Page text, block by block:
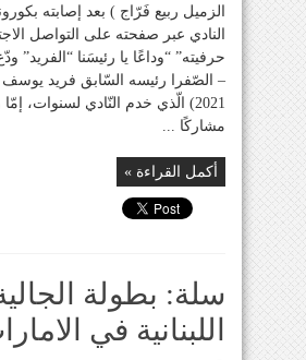
الزميل ربيع فَرّاج ) بعد إصابته
النادي عبر صفحته على التواصل
حرفيته” “وداعًا يا رئيسَنا “الفريد”
2021) الّذي خدم النّادي لسنوات، إمّا
مشاركًا ...
أكمل القراءة »
سلة: بطولة
اللبنانية في